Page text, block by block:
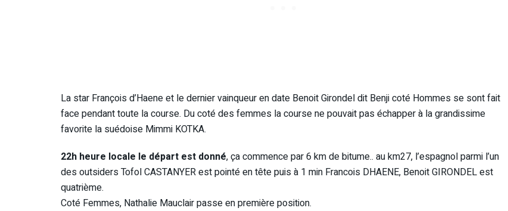
La star François d’Haene et le dernier vainqueur en date Benoit Girondel dit Benji coté Hommes se sont fait
face pendant toute la course. Du coté des femmes la course ne pouvait pas échapper à la grandissime
favorite la suédoise Mimmi KOTKA.
22h heure locale le départ est donné, ça commence par 6 km de bitume.. au km27, l’espagnol parmi l’un
des outsiders Tofol CASTANYER est pointé en tête puis à 1 min Francois DHAENE, Benoit GIRONDEL est
quatrième.
Coté Femmes, Nathalie Mauclair passe en première position.